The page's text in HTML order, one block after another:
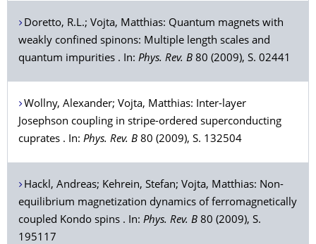
Doretto, R.L.; Vojta, Matthias: Quantum magnets with
weakly confined spinons: Multiple length scales and
quantum impurities . In: Phys. Rev. B 80 (2009), S. 02441
Wollny, Alexander; Vojta, Matthias: Inter-layer
Josephson coupling in stripe-ordered superconducting
cuprates . In: Phys. Rev. B 80 (2009), S. 132504
Hackl, Andreas; Kehrein, Stefan; Vojta, Matthias: Non-
equilibrium magnetization dynamics of ferromagnetically
coupled Kondo spins . In: Phys. Rev. B 80 (2009), S.
195117